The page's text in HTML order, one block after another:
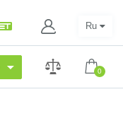
0
Ru